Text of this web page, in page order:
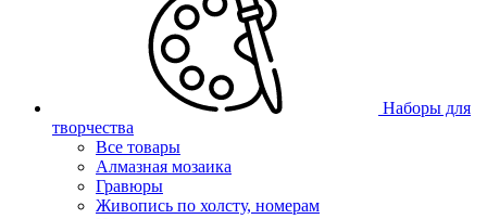
Наборы для
творчества
Все товары
Алмазная мозаика
Гравюры
Живопись по холсту, номерам